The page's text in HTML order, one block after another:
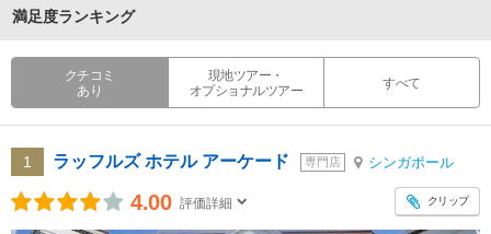
満足度ランキング
クチコミ
あり
現地ツアー・
オプショナルツアー
すべて
1 ラッフルズ ホテル アーケード 専門店 シンガポール
4.00 評価詳細 クリップ